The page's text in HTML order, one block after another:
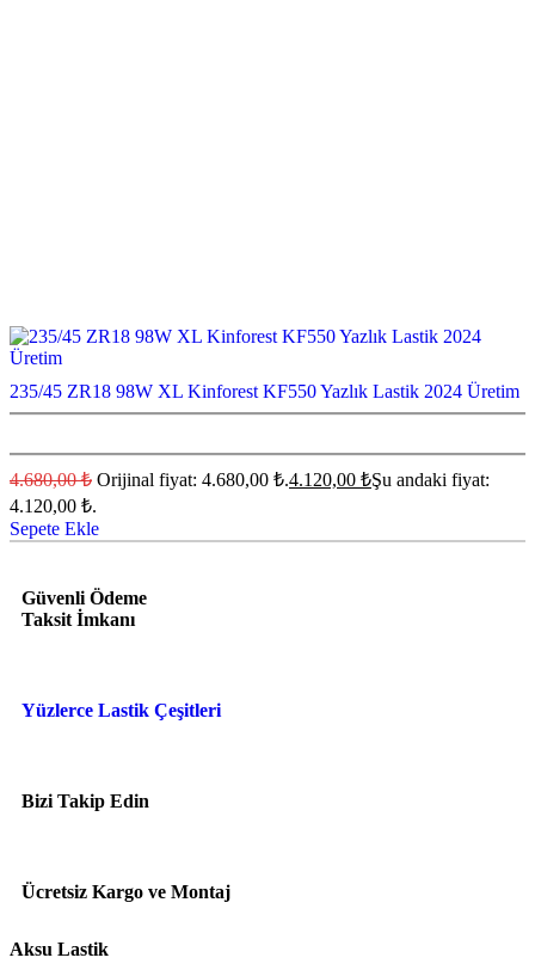
235/45 ZR18 98W XL Kinforest KF550 Yazlık Lastik 2024 Üretim
4.680,00₺ Orijinal fiyat: 4.680,00 ₺.4.120,00 ₺Şu andaki fiyat:
4.120,00 ₺.
Sepete Ekle
Güvenli Ödeme
Taksit İmkanı
Yüzlerce Lastik Çeşitleri
Bizi Takip Edin
Ücretsiz Kargo ve Montaj
Aksu Lastik